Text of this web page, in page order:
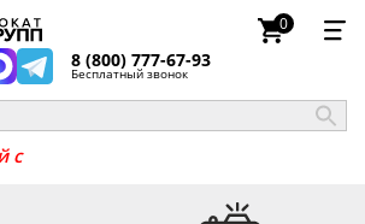
8 (800) 777-67-93
Бесплатный звонок
0
_